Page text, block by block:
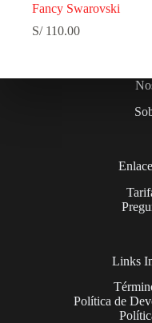
Fancy Swarovski
S/110.00
Links
Política de